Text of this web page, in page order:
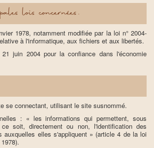
lois concernées.
1978, notamment modifiée par la loi n° 2004-
à l'informatique, aux fichiers et aux libertés.
juin 2004 pour la confiance dans l'économie
se connectant, utilisant le site susnommé.
: « les informations qui permettent, sous
soit, directement ou non, l'identification des
auxquelles elles s'appliquent » (article 4 de la loi